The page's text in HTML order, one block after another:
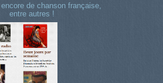
de chanson française,
entre autres !